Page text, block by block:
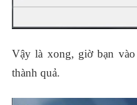
Vậy là xong, giờ bạn
thành quả.